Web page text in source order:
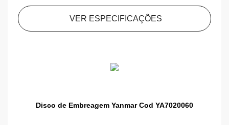
VER ESPECIFICAÇÕES
Disco de Embreagem Yanmar Cod YA7020060